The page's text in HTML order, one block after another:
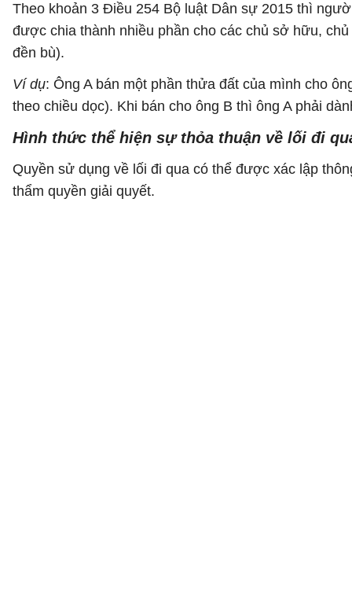
Theo khoản 3 Điều 254 Bộ luật Dân sự 2015 thì
được chia thành nhiều phần cho các chủ sở hữu,
đền bù).
Ví dụ: Ông A bán một phần thửa đất của mình cho
theo chiều dọc). Khi bán cho ông B thì ông A phải
Hình thức thể hiện sự thỏa thuận về lối đi
Quyền sử dụng về lối đi qua có thể được xác lập
thẩm quyền giải quyết.